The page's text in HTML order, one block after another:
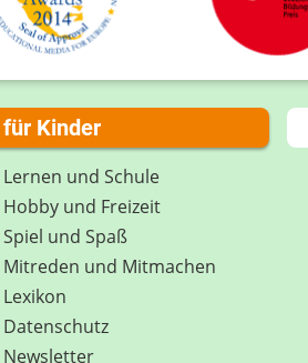
für Kinder
Lernen und Schule
Hobby und Freizeit
Spiel und Spaß
Mitreden und Mitmachen
Lexikon
Datenschutz
Newsletter